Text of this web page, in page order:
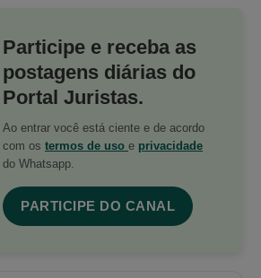
Participe e receba as
postagens diárias do
Portal Juristas.
Ao entrar você está ciente e de acordo
com os termos de uso e privacidade
do Whatsapp.
PARTICIPE DO CANAL